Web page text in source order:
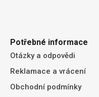
Potřebné informace
Otázky a odpovědi
Reklamace a vrácení
Obchodní podmínky